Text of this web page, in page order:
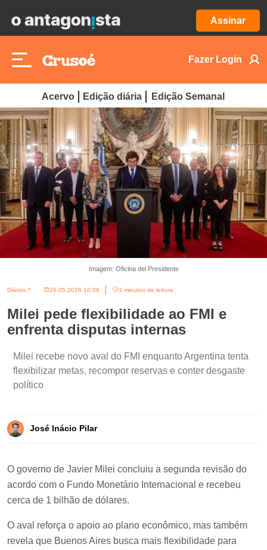
Assinar
Fazer Login
Acervo Edição diária Edição Semanal
Imagem: Oficina del Presidente
Diários 26.05.2026 10:06 3 minutos de leitura
Milei pede flexibilidade ao FMI e
enfrenta disputas internas
Milei recebe novo aval do FMI enquanto Argentina tenta
flexibilizar metas, recompor reservas e conter desgaste
político
José Inácio Pilar
O governo de Javier Milei concluiu a segunda revisão do
acordo com o Fundo Monetário Internacional e recebeu
cerca de 1 bilhão de dólares.
O aval reforça o apoio ao plano econômico, mas também
revela que Buenos Aires busca mais flexibilidade para